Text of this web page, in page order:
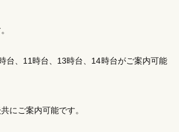
台、11時台、13時台、14時台がご案内可能
にご案内可能です。